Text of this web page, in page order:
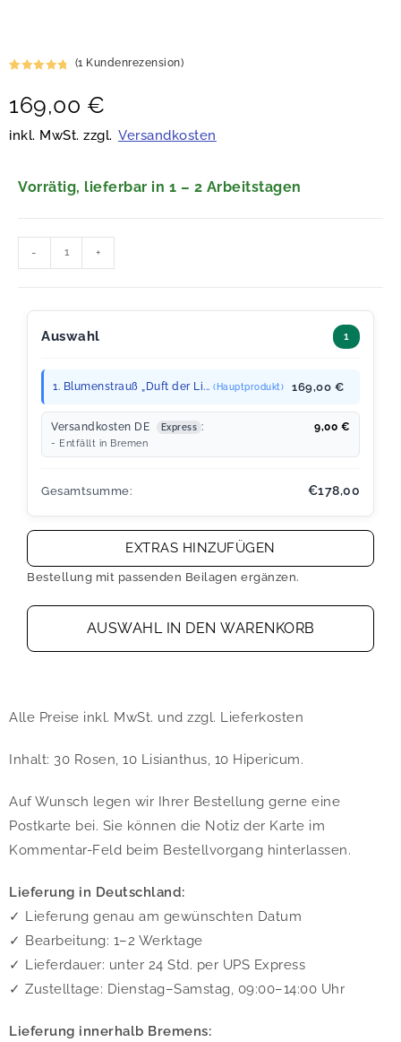
mit5.00
von 5,
basierend
ertung
(1 Kundenrezension)
169,00 €
inkl. MwSt. zzgl. Versandkosten
Vorrätig, lieferbar in 1 – 2 Arbeitstagen
- +
Auswahl 1
1. Blumenstrauß „Duft der Li... (Hauptprodukt) 169,00 €
Versandkosten DE Express : 9,00 €
- Entfällt in Bremen
Gesamtsumme: €178,00
EXTRAS HINZUFÜGEN
Bestellung mit passenden Beilagen ergänzen.
AUSWAHL IN DEN WARENKORB
Alle Preise inkl. MwSt. und zzgl. Lieferkosten
Inhalt: 30 Rosen, 10 Lisianthus, 10 Hipericum.
Auf Wunsch legen wir Ihrer Bestellung gerne eine
Postkarte bei. Sie können die Notiz der Karte im
Kommentar-Feld beim Bestellvorgang hinterlassen.
Lieferung in Deutschland:
✓ Lieferung genau am gewünschten Datum
✓ Bearbeitung: 1–2 Werktage
✓ Lieferdauer: unter 24 Std. per UPS Express
✓ Zustelltage: Dienstag–Samstag, 09:00–14:00 Uhr
Lieferung innerhalb Bremens: